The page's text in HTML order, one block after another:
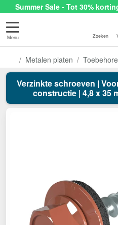
Summer Sale - Tot 30%
Menu Zoeken
Metalen platen
Verzinkte schroeven |
constructie | 4,8 x 35